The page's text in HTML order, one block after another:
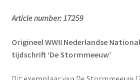
Article number: 17259
Origineel WWII Nederlandse
tijdschrift ‘De Stormmeeuw’